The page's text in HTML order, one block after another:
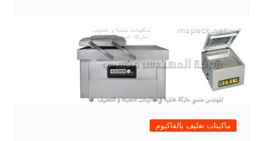
ماكينات تغليف بالفاكيوم